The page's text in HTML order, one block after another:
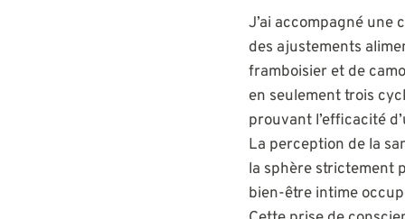
J’ai accompagné une
des ajustements
framboisier et de
en seulement trois
prouvant l’efficacité
La perception de la
la sphère strictement
bien-être intime